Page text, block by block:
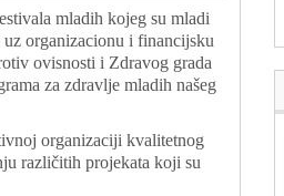
mladih kojeg su mladi
organizacionu i financijsku
ovisnosti i Zdravog grada
za zdravlje mladih našeg
organizaciji kvalitetnog
različitih projekata koji su